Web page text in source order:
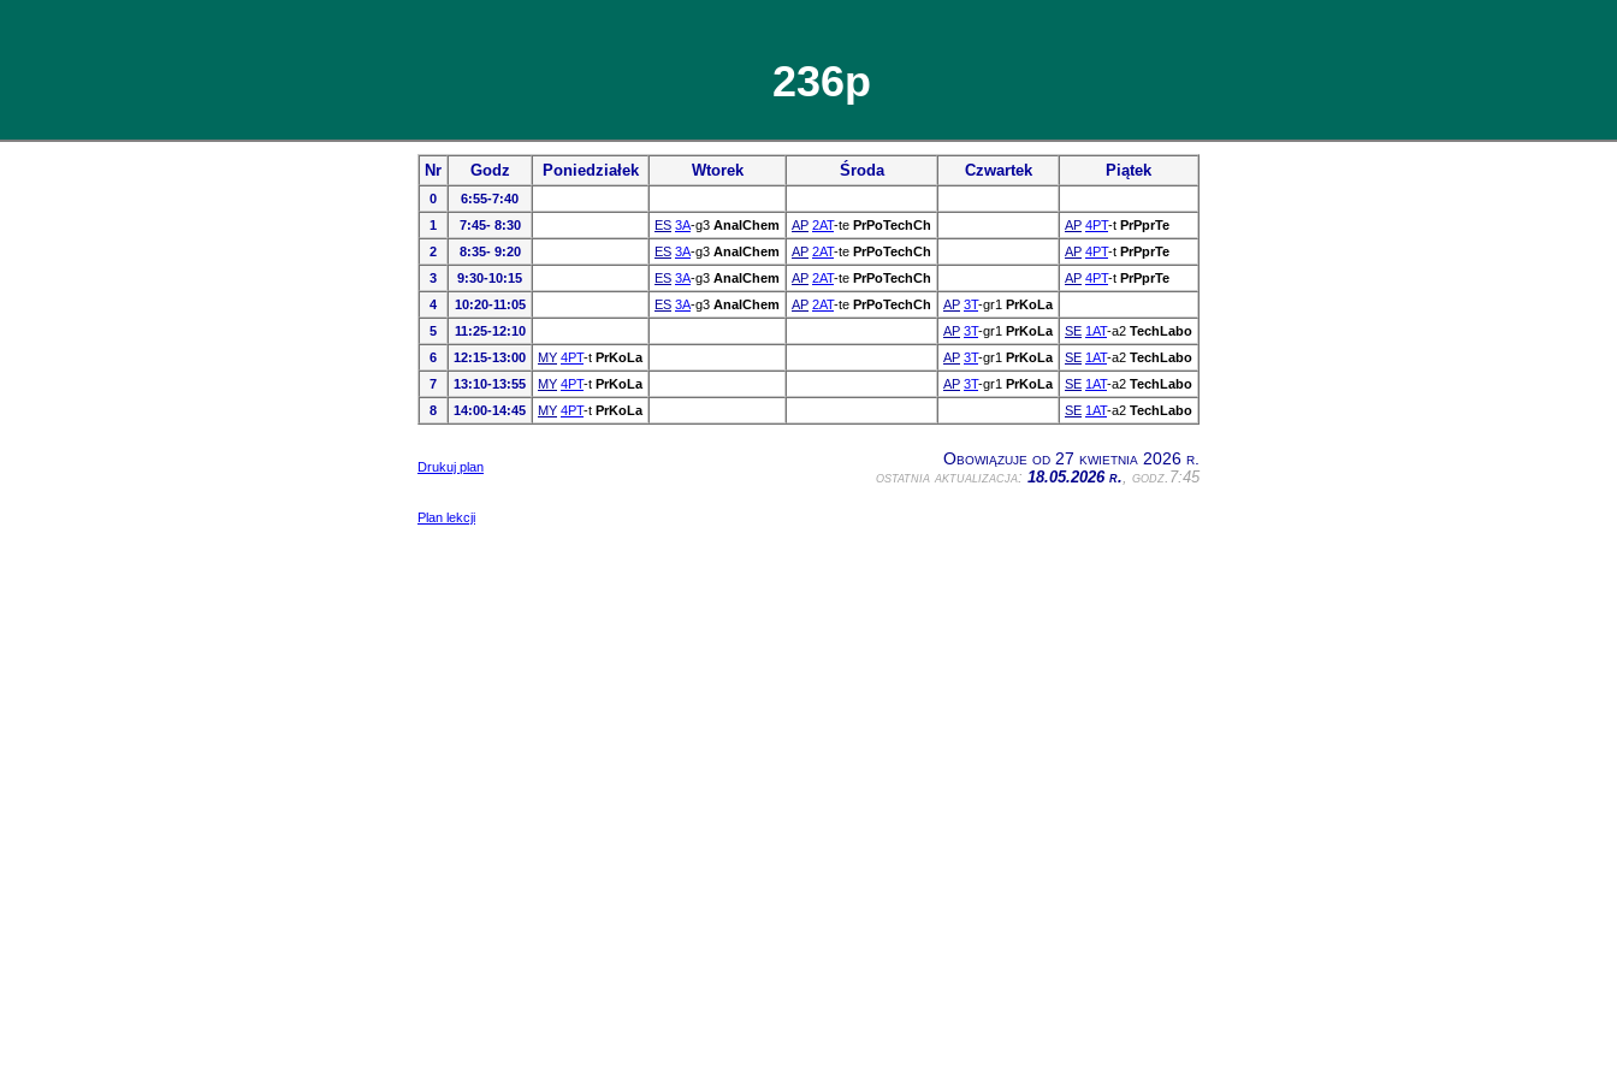
236p
Nr Godz Poniedziałek Wtorek Środa Czwartek Piątek
0
6:55-7:40
1
7:45- 8:30 ES 3A-g3 AnalChem AP 2AT-te PrPoTechCh AP 4PT-t PrPprTe
2
8:35- 9:20 ES 3A-g3 AnalChem AP 2AT-te PrPoTechCh AP 4PT-t PrPprTe
3
9:30-10:15 ES 3A-g3 AnalChem AP 2AT-te PrPoTechCh AP 4PT-t PrPprTe
4
10:20-11:05 ES 3A-g3 AnalChem AP 2AT-te PrPoTechCh AP 3T-gr1 PrKoLa
5
11:25-12:10 AP 3T-gr1 PrKoLa SE 1AT-a2 TechLabo
6
12:15-13:00 MY 4PT-t PrKoLa AP 3T-gr1 PrKoLa SE 1AT-a2 TechLabo
7
13:10-13:55 MY 4PT-t PrKoLa AP 3T-gr1 PrKoLa SE 1AT-a2 TechLabo
8
14:00-14:45 MY 4PT-t PrKoLa SE 1AT-a2 TechLabo
Drukuj plan Obowiązuje od 27 kwietnia 2026 r.
ostatnia aktualizacja: 18.05.2026 r., godz.7:45
Plan lekcji